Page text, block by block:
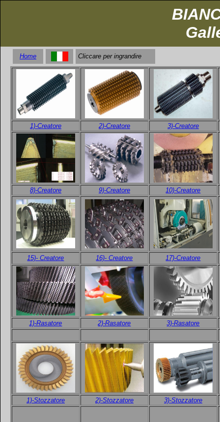
Home Cliccare per ingrandire
1)-Creatore 2)-Creatore 3)-Creatore
8)-Creatore 9)-Creatore 10)-Creatore
15)- Creatore 16)- Creatore 17)-Creatore
1)-Rasatore 2)-Rasatore 3)-Rasatore
1)-Stozzatore 2)-Stozzatore 3)-Stozzatore